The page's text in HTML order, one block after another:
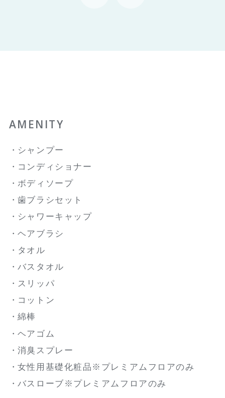
AMENITY
シャンプー
コンディショナー
ボディソープ
歯ブラシセット
シャワーキャップ
ヘアブラシ
タオル
バスタオル
スリッパ
コットン
綿棒
ヘアゴム
消臭スプレー
女性用基礎化粧品※プレミアムフロアのみ
バスローブ※プレミアムフロアのみ